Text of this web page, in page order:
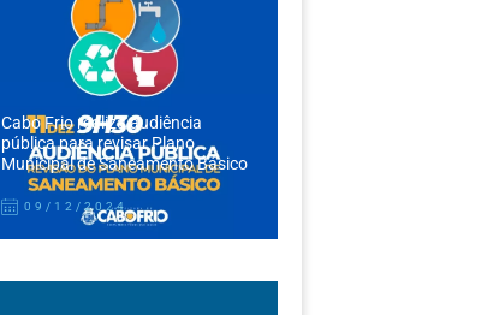
Cabo Frio realiza audiência
pública para revisar Plano
Municipal de Saneamento Básico
09/12/2024